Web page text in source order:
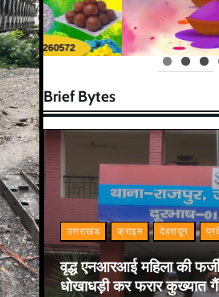
Brief Bytes
उत्तराखंड क्राइम देहरादून
वृद्ध एनआरआई महिला की
धोखाधड़ी कर फरार कुख्यात